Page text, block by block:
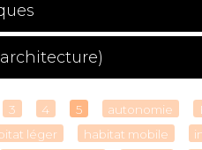
3 4 5 autonomie
léger habitat mobile